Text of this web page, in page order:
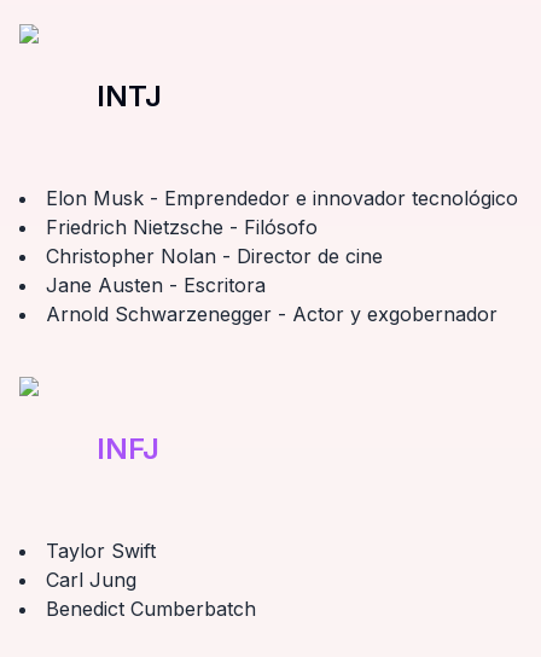
INTJ
Elon Musk - Emprendedor e innovador tecnológico
Friedrich Nietzsche - Filósofo
Christopher Nolan - Director de cine
Jane Austen - Escritora
Arnold Schwarzenegger - Actor y exgobernador
INFJ
Taylor Swift
Carl Jung
Benedict Cumberbatch